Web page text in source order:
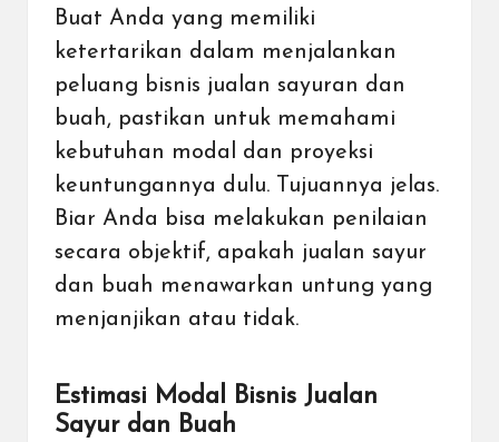
Buat Anda yang memiliki
ketertarikan dalam menjalankan
peluang bisnis jualan sayuran dan
buah, pastikan untuk memahami
kebutuhan modal dan proyeksi
keuntungannya dulu. Tujuannya jelas.
Biar Anda bisa melakukan penilaian
secara objektif, apakah jualan sayur
dan buah menawarkan untung yang
menjanjikan atau tidak.
Estimasi Modal Bisnis Jualan
Sayur dan Buah